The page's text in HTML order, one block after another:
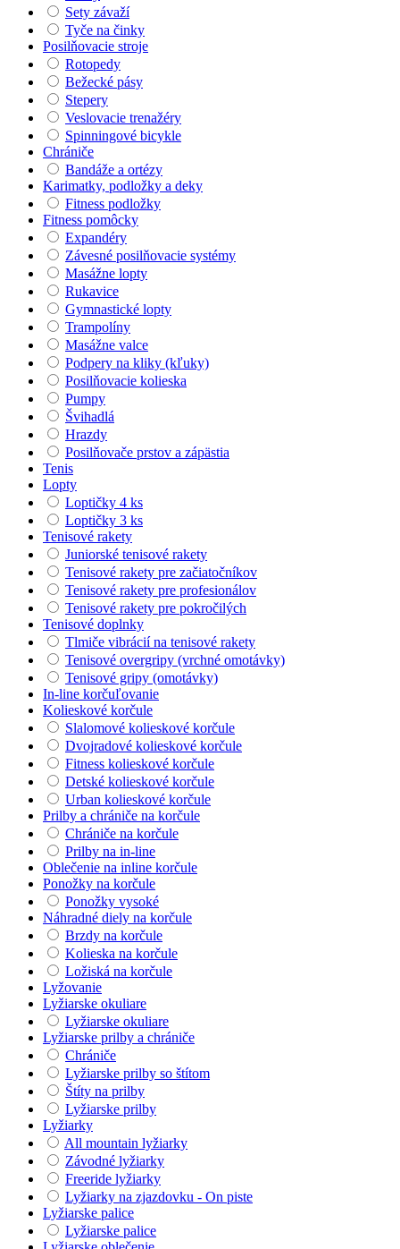
Sety závaží
Tyče na činky
Posilňovacie stroje
Rotopedy
Bežecké pásy
Stepery
Veslovacie trenažéry
Spinningové bicykle
Chrániče
Bandáže a ortézy
Karimatky, podložky a deky
Fitness podložky
Fitness pomôcky
Expandéry
Závesné posilňovacie systémy
Masážne lopty
Rukavice
Gymnastické lopty
Trampolíny
Masážne valce
Podpery na kliky (kľuky)
Posilňovacie kolieska
Pumpy
Švihadlá
Hrazdy
Posilňovače prstov a zápästia
Tenis
Lopty
Loptičky 4 ks
Loptičky 3 ks
Tenisové rakety
Juniorské tenisové rakety
Tenisové rakety pre začiatočníkov
Tenisové rakety pre profesionálov
Tenisové rakety pre pokročilých
Tenisové doplnky
Tlmiče vibrácií na tenisové rakety
Tenisové overgripy (vrchné omotávky)
Tenisové gripy (omotávky)
In-line korčuľovanie
Kolieskové korčule
Slalomové kolieskové korčule
Dvojradové kolieskové korčule
Fitness kolieskové korčule
Detské kolieskové korčule
Urban kolieskové korčule
Prilby a chrániče na korčule
Chrániče na korčule
Prilby na in-line
Oblečenie na inline korčule
Ponožky na korčule
Ponožky vysoké
Náhradné diely na korčule
Brzdy na korčule
Kolieska na korčule
Ložiská na korčule
Lyžovanie
Lyžiarske okuliare
Lyžiarske okuliare
Lyžiarske prilby a chrániče
Chrániče
Lyžiarske prilby so štítom
Štíty na prilby
Lyžiarske prilby
Lyžiarky
All mountain lyžiarky
Závodné lyžiarky
Freeride lyžiarky
Lyžiarky na zjazdovku - On piste
Lyžiarske palice
Lyžiarske palice